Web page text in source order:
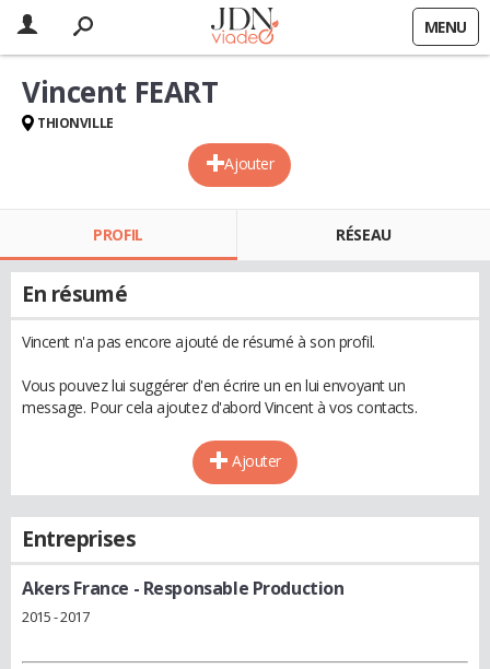
MENU
Ajouter
Vincent FEART
THIONVILLE
PROFIL RÉSEAU
En résumé
Vincent n'a pas encore ajouté de résumé à son profil.
Vous pouvez lui suggérer d'en écrire un en lui envoyant un
message. Pour cela ajoutez d'abord Vincent à vos contacts.
Ajouter
Entreprises
Akers France - Responsable Production
2015 - 2017